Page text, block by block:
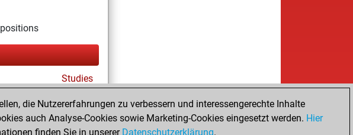
Studies
Fritz
die Nutzererfahrungen zu verbessern und interessengerechte Inhalte
auch Analyse-Cookies sowie Marketing-Cookies eingesetzt werden. Hier
finden Sie in unserer Datenschutzerklärung.